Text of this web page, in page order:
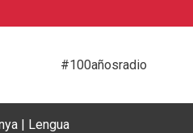
#100añosradio
| Lengua